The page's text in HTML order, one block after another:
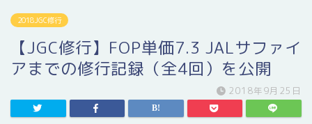
2018JGC修行
【JGC修行】FOP単価7.3 JALサファイ
アまでの修行記録（全4回）を公開
2018年9月25日